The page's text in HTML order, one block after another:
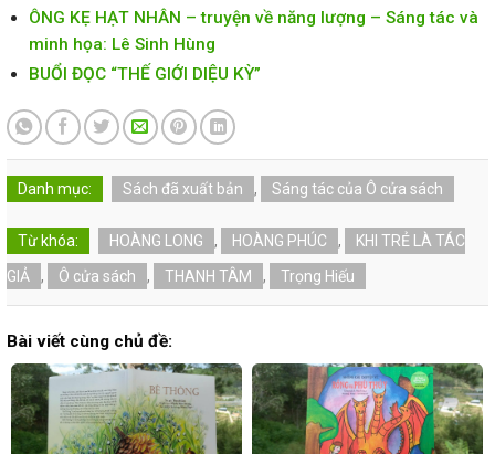
ÔNG KẸ HẠT NHÂN – truyện về năng lượng – Sáng tác và
minh họa: Lê Sinh Hùng
BUỔI ĐỌC “THẾ GIỚI DIỆU KỲ”
Danh mục: Sách đã xuất bản , Sáng tác của Ô cửa sách
Từ khóa: HOÀNG LONG , HOÀNG PHÚC ,
KHI TRẺ LÀ TÁC
GIẢ
, Ô cửa sách , THANH TÂM , Trọng Hiếu
Bài viết cùng chủ đề: